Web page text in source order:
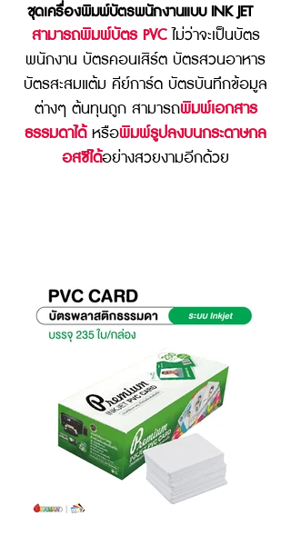
ชุดเครื่องพิมพ์บัตรพนักงานแบบ INK JET
สามารถพิมพ์บัตร PVCไม่ว่าจะเป็นบัตร
พนักงาน บัตรคอนเสิร์ต บัตรสวนอาหาร
บัตรสะสมแต้ม คีย์การ์ด บัตรบันทึกข้อมูล
ต่างๆ ต้นทุนถูก สามารถพิมพ์เอกสาร
ธรรมดาได้ หรือพิมพ์รูปลงบนกระดาษกล
อสซีได้อย่างสวยงามอีกด้วย